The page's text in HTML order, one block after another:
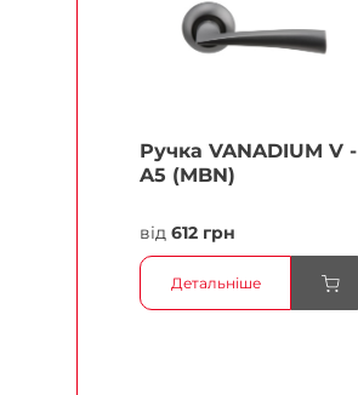
Ручка VANADIUM V -
A5 (MBN)
від 612 грн
Детальніше